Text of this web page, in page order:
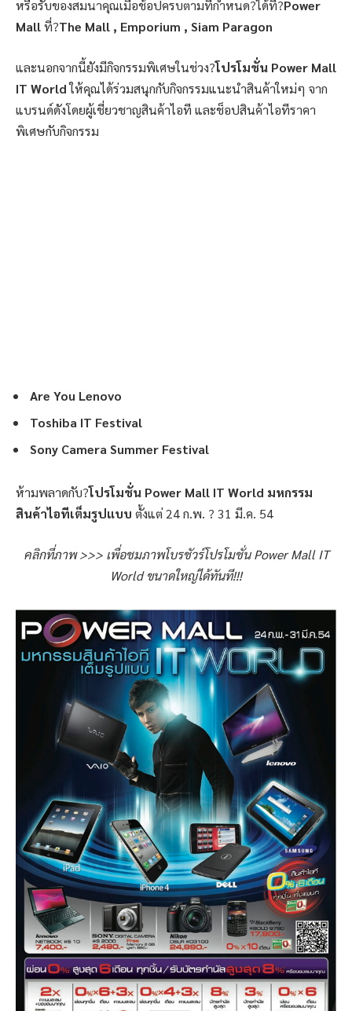
หรือรับของสมนาคุณเมื่อช้อปครบตามที่กำหนด?ได้ที่?Power
Mallที่?The Mall , Emporium , Siam Paragon
และนอกจากนี้ยังมีกิจกรรมพิเศษในช่วง?โปรโมชั่น Power Mall
IT Worldให้คุณได้ร่วมสนุกกับกิจกรรมแนะนำสินค้าใหม่ๆ จาก
แบรนด์ดังโดยผู้เชี่ยวชาญสินค้าไอที และช็อปสินค้าไอทีราคา
พิเศษกับกิจกรรม
Are You Lenovo
Toshiba IT Festival
Sony Camera Summer Festival
ห้ามพลาดกับ?โปรโมชั่น Power Mall IT World มหกรรม
สินค้าไอทีเต็มรูปแบบ ตั้งแต่ 24 ก.พ. ? 31 มี.ค. 54
คลิกที่ภาพ >>> เพื่อชมภาพโบรชัวร์โปรโมชั่น Power Mall IT
World ขนาดใหญ่ได้ทันที!!!